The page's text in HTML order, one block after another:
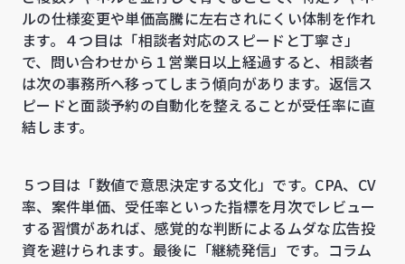
ルの仕様変更や単価高騰に左右されにくい体制を作れ
ます。４つ目は「相談者対応のスピードと丁寧さ」
で、問い合わせから１営業日以上経過すると、相談者
は次の事務所へ移ってしまう傾向があります。返信ス
ピードと面談予約の自動化を整えることが受任率に直
結します。
５つ目は「数値で意思決定する文化」です。CPA、CV
率、案件単価、受任率といった指標を月次でレビュー
する習慣があれば、感覚的な判断によるムダな広告投
資を避けられます。最後に「継続発信」です。コラム